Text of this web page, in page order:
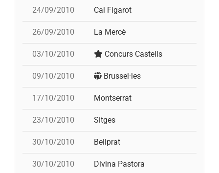
24/09/2010 Cal Figarot
26/09/2010 La Mercè
03/10/2010 Concurs Castells
09/10/2010 Brussel·les
17/10/2010 Montserrat
23/10/2010 Sitges
30/10/2010 Bellprat
30/10/2010 Divina Pastora